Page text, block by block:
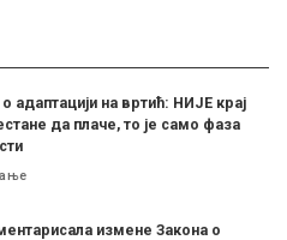
адаптацији на вртић: НИЈЕ крај
да плаче, то је само фаза
измене Закона о